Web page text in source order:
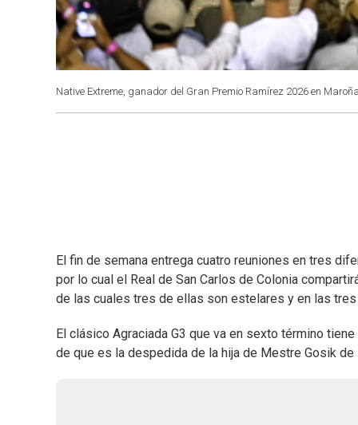
Native Extreme, ganador del Gran Premio Ramírez 2026 en
El fin de semana entrega cuatro reuniones en tres
por lo cual el Real de San Carlos de Colonia
de las cuales tres de ellas son estelares y en las tres
El clásico Agraciada G3 que va en sexto término tiene
de que es la despedida de la hija de Mestre Gosik de